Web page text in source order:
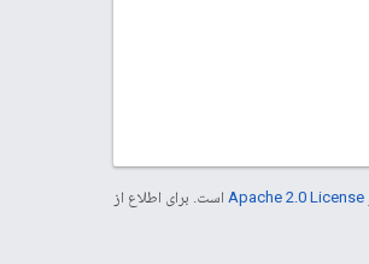
Apache 2.0 License است. برای اطلاع از